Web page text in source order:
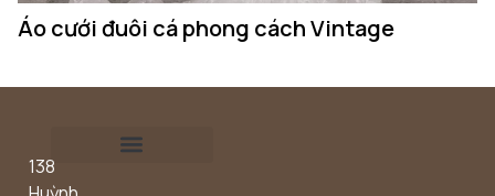
Áo cưới đuôi cá phong cách Vintage
138